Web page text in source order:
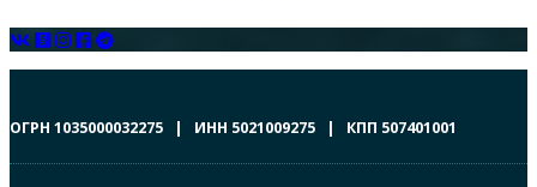
ОГРН 1035000032275 | ИНН 5021009275 | КПП 507401001